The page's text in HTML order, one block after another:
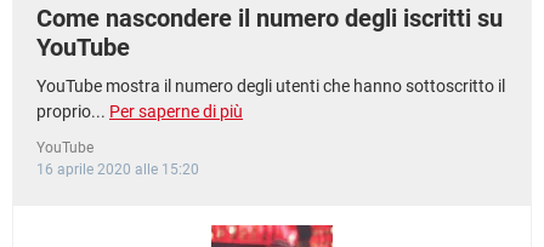
Come nascondere il numero degli iscritti su
YouTube
YouTube mostra il numero degli utenti che hanno sottoscritto il
proprio... Per saperne di più
YouTube
16 aprile 2020 alle 15:20